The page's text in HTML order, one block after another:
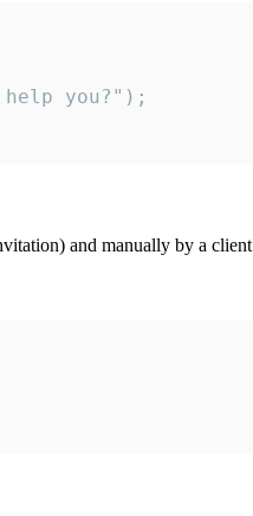
you?");
and manually by a client